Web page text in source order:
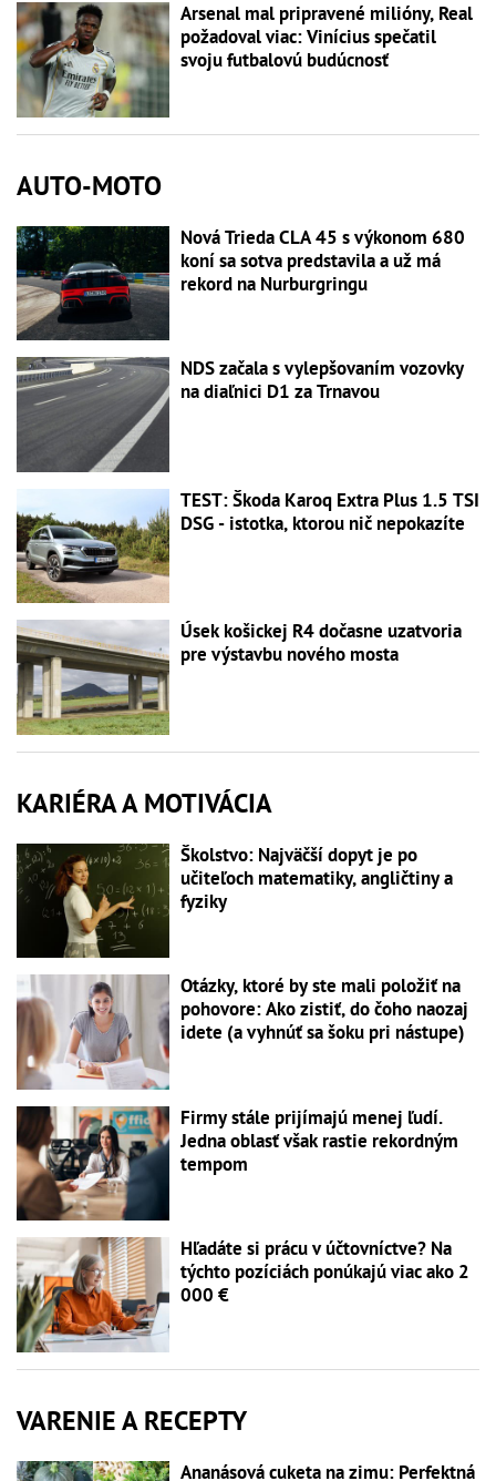
Arsenal mal pripravené milióny, Real
požadoval viac: Vinícius spečatil
svoju futbalovú budúcnosť
AUTO-MOTO
Nová Trieda CLA 45 s výkonom 680
koní sa sotva predstavila a už má
rekord na Nurburgringu
NDS začala s vylepšovaním vozovky
na diaľnici D1 za Trnavou
TEST: Škoda Karoq Extra Plus 1.5 TSI
DSG - istotka, ktorou nič nepokazíte
Úsek košickej R4 dočasne uzatvoria
pre výstavbu nového mosta
KARIÉRA A MOTIVÁCIA
Školstvo: Najväčší dopyt je po
učiteľoch matematiky, angličtiny a
fyziky
Otázky, ktoré by ste mali položiť na
pohovore: Ako zistiť, do čoho naozaj
idete (a vyhnúť sa šoku pri nástupe)
Firmy stále prijímajú menej ľudí.
Jedna oblasť však rastie rekordným
tempom
Hľadáte si prácu v účtovníctve? Na
týchto pozíciách ponúkajú viac ako 2
000 €
VARENIE A RECEPTY
Ananásová cuketa na zimu: Perfektná